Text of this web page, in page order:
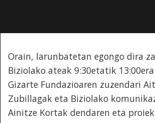
Orain, larunbatetan egongo dira
Biziolako ateak 9:30etatik
Gizarte Fundazioaren zuzendari
Zubillagak eta Biziolako
Ainitze Kortak dendaren eta